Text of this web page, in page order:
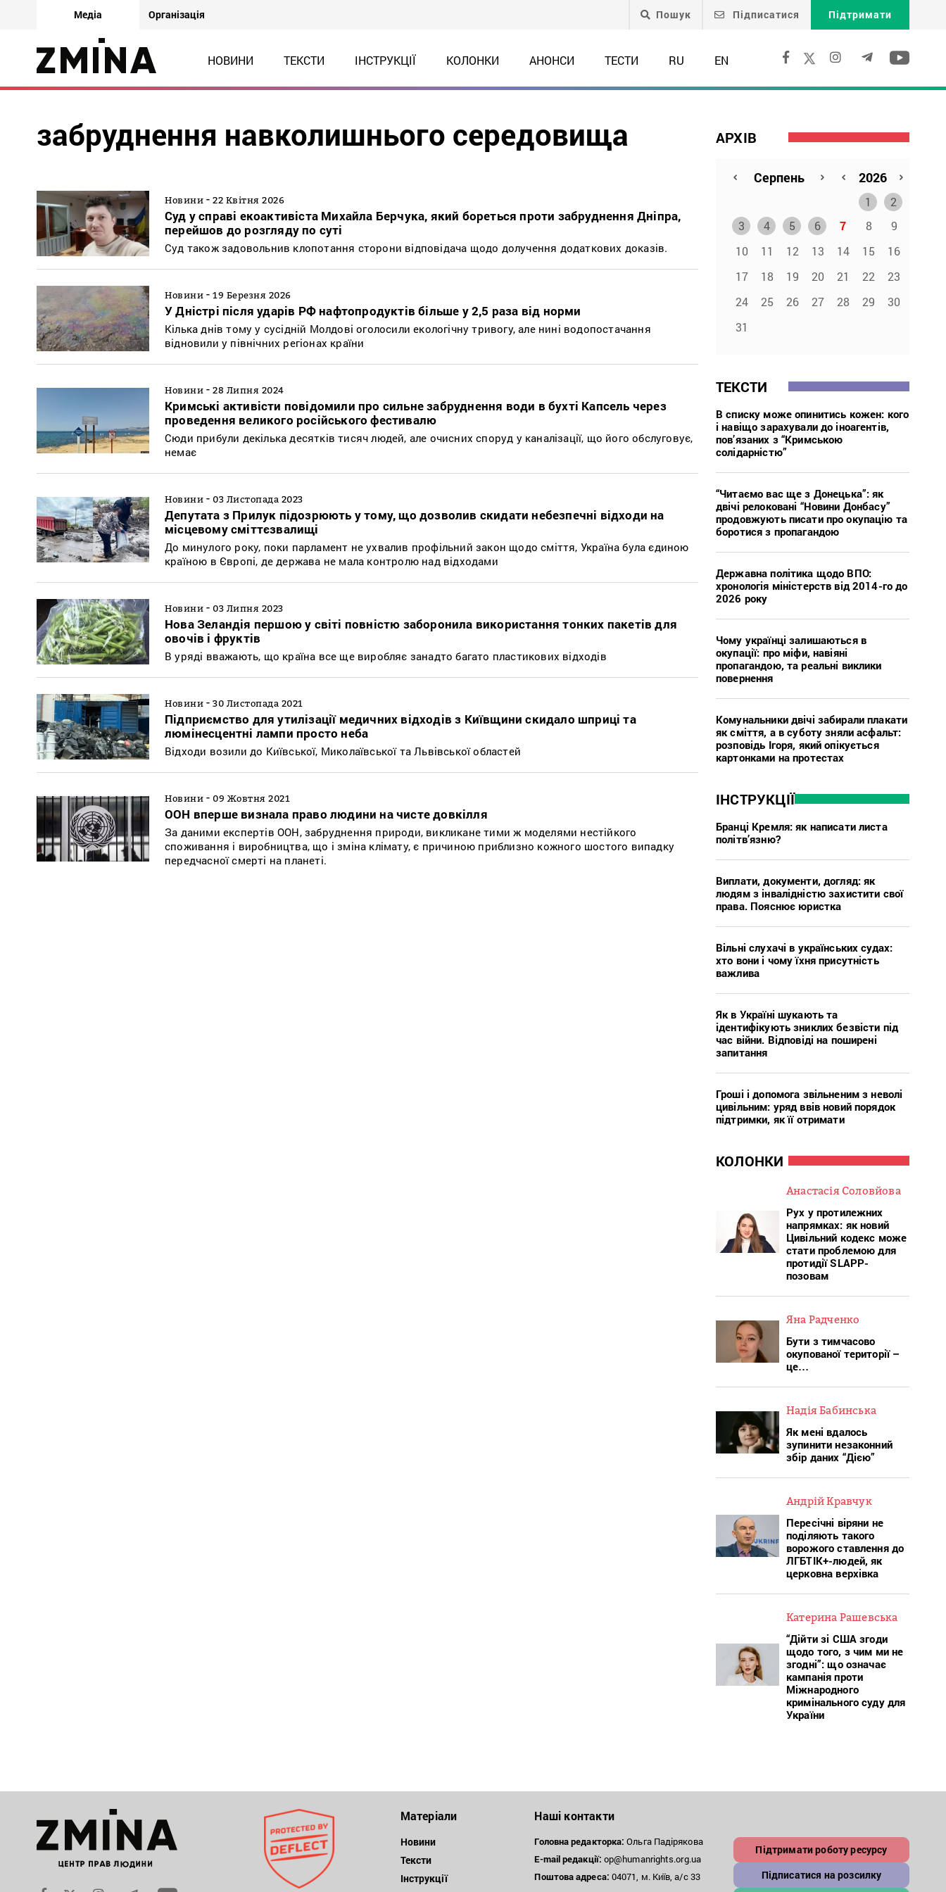
Медіа Організація Пошук Підписатися Підтримати
НОВИНИ ТЕКСТИ ІНСТРУКЦІЇ КОЛОНКИ АНОНСИ ТЕСТИ RU EN
забруднення навколишнього середовища
Новини - 22 Квітня 2026
Суд у справі екоактивіста Михайла Берчука, який бореться проти забруднення Дніпра,
перейшов до розгляду по суті
Суд також задовольнив клопотання сторони відповідача щодо долучення додаткових доказів.
Новини - 19 Березня 2026
У Дністрі після ударів РФ нафтопродуктів більше у 2,5 раза від норми
Кілька днів тому у сусідній Молдові оголосили екологічну тривогу, але нині водопостачання
відновили у північних регіонах країни
Новини - 28 Липня 2024
Кримські активісти повідомили про сильне забруднення води в бухті Капсель через
проведення великого російського фестивалю
Сюди прибули декілька десятків тисяч людей, але очисних споруд у каналізації, що його обслуговує,
немає
Новини - 03 Листопада 2023
Депутата з Прилук підозрюють у тому, що дозволив скидати небезпечні відходи на
місцевому сміттєзвалищі
До минулого року, поки парламент не ухвалив профільний закон щодо сміття, Україна була єдиною
країною в Європі, де держава не мала контролю над відходами
Новини - 03 Липня 2023
Нова Зеландія першою у світі повністю заборонила використання тонких пакетів для
овочів і фруктів
В уряді вважають, що країна все ще виробляє занадто багато пластикових відходів
Новини - 30 Листопада 2021
Підприємство для утилізації медичних відходів з Київщини скидало шприці та
люмінесцентні лампи просто неба
Відходи возили до Київської, Миколаївської та Львівської областей
Новини - 09 Жовтня 2021
ООН вперше визнала право людини на чисте довкілля
За даними експертів ООН, забруднення природи, викликане тими ж моделями нестійкого
споживання і виробництва, що і зміна клімату, є причиною приблизно кожного шостого випадку
передчасної смерті на планеті.
АРХІВ
1
2
3
4 5 6 7 8
9
10
11 12 13 14 15
16
17
18 19 20 21 22
23
24
25 26 27 28 29
30
31
ТЕКСТИ
В списку може опинитись кожен: кого
і навіщо зарахували до іноагентів,
пов’язаних з “Кримською
солідарністю”
“Читаємо вас ще з Донецька”: як
двічі релоковані “Новини Донбасу”
продовжують писати про окупацію та
боротися з пропагандою
Державна політика щодо ВПО:
хронологія міністерств від 2014-го до
2026 року
Чому українці залишаються в
окупації: про міфи, навіяні
пропагандою, та реальні виклики
повернення
Комунальники двічі забирали плакати
як сміття, а в суботу зняли асфальт:
розповідь Ігоря, який опікується
картонками на протестах
ІНСТРУКЦІЇ
Бранці Кремля: як написати листа
політв’язню?
Виплати, документи, догляд: як
людям з інвалідністю захистити свої
права. Пояснює юристка
Вільні слухачі в українських судах:
хто вони і чому їхня присутність
важлива
Як в Україні шукають та
ідентифікують зниклих безвісти під
час війни. Відповіді на поширені
запитання
Гроші і допомога звільненим з неволі
цивільним: уряд ввів новий порядок
підтримки, як її отримати
КОЛОНКИ
Анастасія Соловйова
Рух у протилежних
напрямках: як новий
Цивільний кодекс може
стати проблемою для
протидії SLAPP-
позовам
Яна Радченко
Бути з тимчасово
окупованої території –
це…
Надія Бабинська
Як мені вдалось
зупинити незаконний
збір даних “Дією”
Андрій Кравчук
Пересічні віряни не
поділяють такого
ворожого ставлення до
ЛГБТІК+-людей, як
церковна верхівка
Катерина Рашевська
“Дійти зі США згоди
щодо того, з чим ми не
згодні”: що означає
кампанія проти
Міжнародного
кримінального суду для
України
Матеріали
Новини
Тексти
Інструкції
Наші контакти
Головна редакторка: Ольга Падірякова
E-mail редакції: op@humanrights.org.ua
Поштоваадреса: 04071, м. Київ, а/с 33
Підтримати роботу ресурсу
Підписатися на розсилку